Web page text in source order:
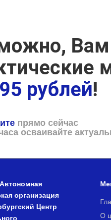
Вам
рублей!
прямо сейчас
осваивайте
организация
Центр
О